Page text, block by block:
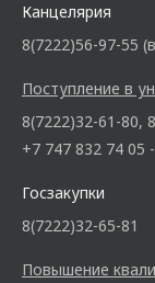
Канцелярия
8(7222)56-97-55
Поступление в
8(7222)32-61-80,
+7 747 832 74 05
Госзакупки
8(7222)32-65-81
Повышение